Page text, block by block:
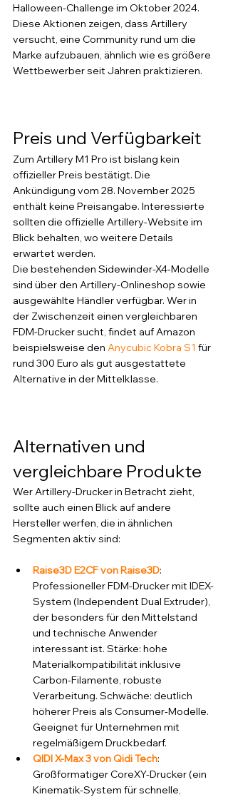
Halloween-Challenge im Oktober 2024.
Diese Aktionen zeigen, dass Artillery
versucht, eine Community rund um die
Marke aufzubauen, ähnlich wie es größere
Wettbewerber seit Jahren praktizieren.
Preis und Verfügbarkeit
Zum Artillery M1 Pro ist bislang kein
offizieller Preis bestätigt. Die
Ankündigung vom 28. November 2025
enthält keine Preisangabe. Interessierte
sollten die offizielle Artillery-Website im
Blick behalten, wo weitere Details
erwartet werden.
Die bestehenden Sidewinder-X4-Modelle
sind über den Artillery-Onlineshop sowie
ausgewählte Händler verfügbar. Wer in
der Zwischenzeit einen vergleichbaren
FDM-Drucker sucht, findet auf Amazon
beispielsweise den Anycubic Kobra S1 für
rund 300 Euro als gut ausgestattete
Alternative in der Mittelklasse.
Alternativen und
vergleichbare Produkte
Wer Artillery-Drucker in Betracht zieht,
sollte auch einen Blick auf andere
Hersteller werfen, die in ähnlichen
Segmenten aktiv sind:
Raise3D E2CF von Raise3D:
Professioneller FDM-Drucker mit IDEX-
System (Independent Dual Extruder),
der besonders für den Mittelstand
und technische Anwender
interessant ist. Stärke: hohe
Materialkompatibilität inklusive
Carbon-Filamente, robuste
Verarbeitung. Schwäche: deutlich
höherer Preis als Consumer-Modelle.
Geeignet für Unternehmen mit
regelmäßigem Druckbedarf.
QIDI X-Max 3 von Qidi Tech:
Großformatiger CoreXY-Drucker (ein
Kinematik-System für schnelle,